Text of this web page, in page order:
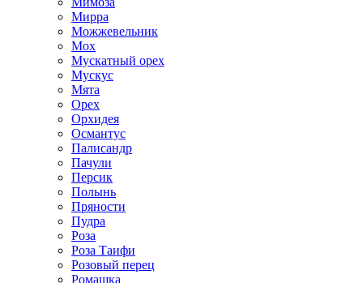
Мирра
Можжевельник
Мох
Мускатный орех
Мускус
Мята
Орех
Орхидея
Османтус
Палисандр
Пачули
Персик
Полынь
Пряности
Пудра
Роза
Роза Таифи
Розовый перец
Ромашка